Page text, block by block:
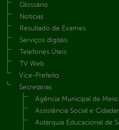
Glossário
Notícias
Resultado de Exames
Serviços digitais
Telefones Úteis
TV Web
Vice-Prefeito
Secretarias
Agência Municipal de
Assistência Social e
Autarquia Educacional de